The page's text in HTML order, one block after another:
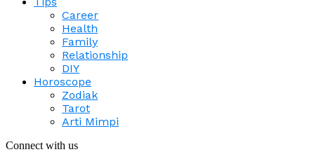
Career
Health
Family
Relationship
DIY
Horoscope
Zodiak
Tarot
Arti Mimpi
Connect with us